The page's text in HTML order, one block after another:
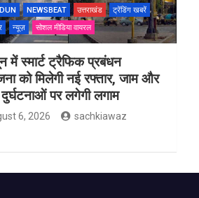
NEWSBEAT उत्तराखंड
ट्रेंडिंग खबरें
न्यूज़ सोशल मीडिया वायरल
में स्मार्ट ट्रैफिक प्रबंधन
को मिलेगी नई रफ्तार, जाम और
पर लगेगी लगाम
6, 2026 sachkiawaz